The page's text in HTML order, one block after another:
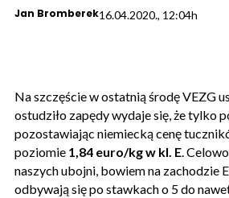
Jan Bromberek16.04.2020., 12:04h
Na szczęście w ostatnią środę VEZG
ostudziło zapędy wydaje się, że tylko
pozostawiając niemiecką cenę
poziomie 1,84 euro/kg w kl. E .
naszych ubojni, bowiem na zachodzie
odbywają się po stawkach o 5 do